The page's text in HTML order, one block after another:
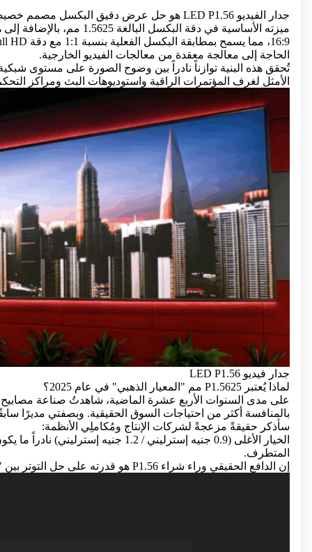
الحاجة إلى معالجة معقدة من معالجات الفيديو الخارجية.
الأمثل لغرف المؤتمرات الراقية واستوديوهات البث ومراكز
جدار فيديو LED P1.56
لماذا يُعتبر P1.5625 مم "المعيار الذهبي" في عام 2025؟
بالمنافسة أكثر من احتياجات السوق الحقيقية. وبصفتي مديرًا
سأذكر حقيقةً مزعجةً لشركات الإنتاج ومُكاملِي الأنظمة:
الخيار الأغلى (0.9 جنيه إسترليني / 1.2
المتطرف.
إن الدافع الحقيقي وراء شراء P1.56 هو قدرته على حل التوتر بين "قلق الحل" وقيود الميزانية.